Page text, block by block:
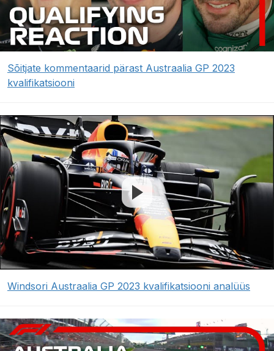
Sõitjate kommentaarid pärast Austraalia GP 2023
kvalifikatsiooni
Windsori Austraalia GP 2023 kvalifikatsiooni analüüs